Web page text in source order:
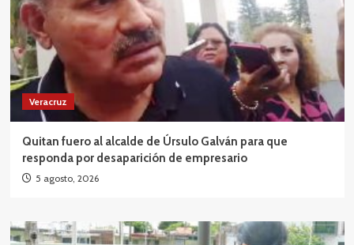
Veracruz
Quitan fuero al alcalde de Úrsulo Galván para que
responda por desaparición de empresario
5 agosto, 2026